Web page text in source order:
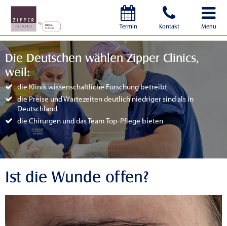
Termin Kontakt Menu
Die Deutschen wählen Zipper Clinics,
weil:
die Klinik wissenschaftliche Forschung betreibt
die Preise und Wartezeiten deutlich niedriger sind als in
Deutschland
die Chirurgen und das Team Top-Pflege bieten
Ist die Wunde offen?